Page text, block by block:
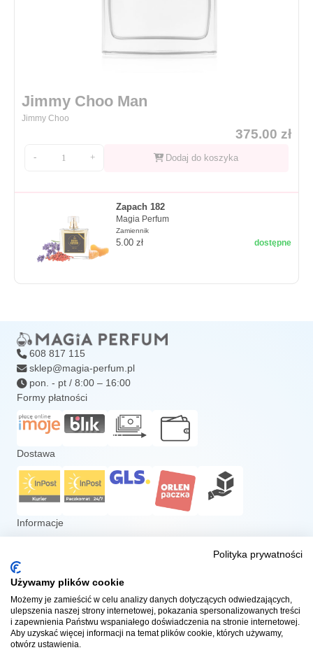
Jimmy Choo Man
Jimmy Choo
375.00 zł
- + Dodaj do koszyka
Zapach 182
Magia Perfum
Zamiennik
5.00 zł dostępne
608 817 115
sklep@magia-perfum.pl
pon. - pt / 8:00 – 16:00
Formy płatności
Dostawa
Informacje
Zwroty i reklamacje
Program lojalnościowy
Regulamin
Polityka prywatności
Polityka plików cookies
Dołącz do nas
Polityka prywatności
Używamy plików cookie
Możemy je zamieścić w celu analizy danych dotyczących odwiedzających,
ulepszenia naszej strony internetowej, pokazania spersonalizowanych treści
i zapewnienia Państwu wspaniałego doświadczenia na stronie internetowej.
Aby uzyskać więcej informacji na temat plików cookie, których używamy,
otwórz ustawienia.